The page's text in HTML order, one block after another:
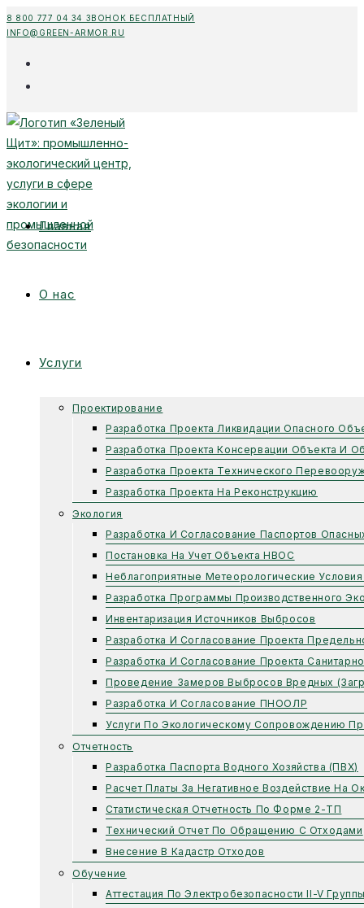
Перейти
к
8 800 777 04 34 ЗВОНОК БЕСПЛАТНЫЙ
INFO@GREEN-ARMOR.RU
Главная
О нас
Услуги
Проектирование
Разработка Проекта Ликвидации Опасного
Разработка Проекта Консервации Объекта И
Разработка Проекта Технического
Разработка Проекта На Реконструкцию
Экология
Разработка И Согласование Паспортов
Постановка На Учет Объекта НВОС
Неблагоприятные Метеорологические
Разработка Программы Производственного
Инвентаризация Источников Выбросов
Разработка И Согласование Проекта
Разработка И Согласование Проекта
Проведение Замеров Выбросов Вредных
Разработка И Согласование ПНООЛР
Услуги По Экологическому Сопровождению
Отчетность
Разработка Паспорта Водного Хозяйства (ПВХ)
Расчет Платы За Негативное Воздействие
Статистическая Отчетность По Форме 2-ТП
Технический Отчет По Обращению С Отходами
Внесение В Кадастр Отходов
Обучение
Аттестация По Электробезопасности II-V